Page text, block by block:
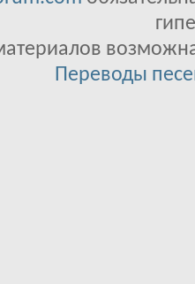
Переводы